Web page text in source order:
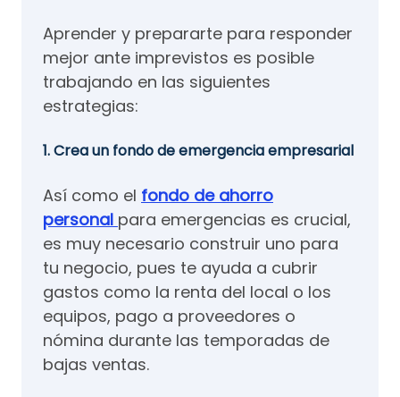
Aprender y prepararte para responder
mejor ante imprevistos es posible
trabajando en las siguientes
estrategias:
1. Crea un fondo de emergencia empresarial
Así como el fondo de ahorro
personal para emergencias es crucial,
es muy necesario construir uno para
tu negocio, pues te ayuda a cubrir
gastos como la renta del local o los
equipos, pago a proveedores o
nómina durante las temporadas de
bajas ventas.